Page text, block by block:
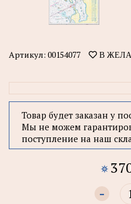
Артикул: 00154077 В
Товар будет заказан у
Мы не можем
поступление на наш
-